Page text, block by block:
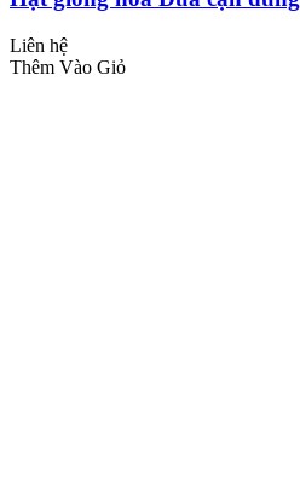
Liên hệ
Thêm Vào Giỏ